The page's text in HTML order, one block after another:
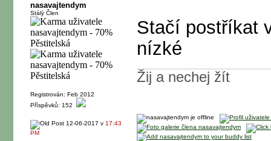
nasavajtendym
Stálý Člen
Registrován: Feb 2012
Příspěvků: 152
Stačí postříkat
nízké
Žij a nechej žít
12-06-2017 v 17:43
PM